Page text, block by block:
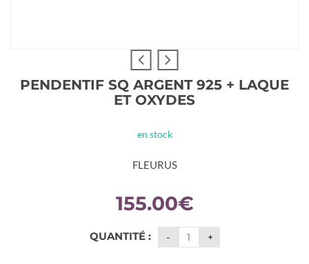
PENDENTIF SQ ARGENT 925 + LAQUE
ET OXYDES
en stock
FLEURUS
155.00€
QUANTITÉ :